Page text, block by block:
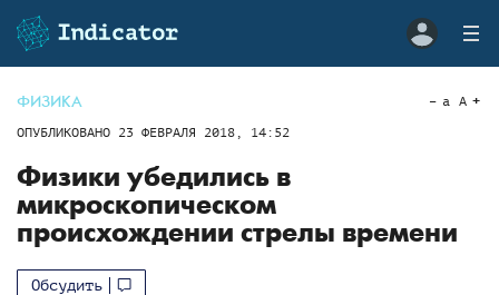
ФИЗИКА
ОПУБЛИКОВАНО 23 ФЕВРАЛЯ 2018, 14:52
a A
Физики убедились в
микроскопическом
происхождении стрелы времени
Обсудить